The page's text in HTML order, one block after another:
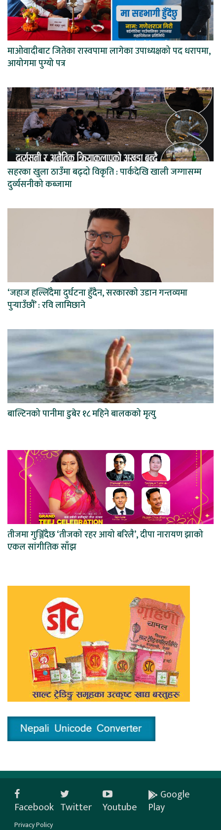
माओवादीबाट जितेका रास्वपामा लागेका उपाध्यक्षको पद धरापमा,
आयोगमा पुग्यो पत्र
सहरका खुला ठाउँमा बढ्दो विकृति : पार्कदेखि खाली जग्गासम्म
दुर्व्यसनीको कब्जामा
‘जहाज हल्लिँदैमा दुर्घटना हुँदैन, सरकारको उडान गन्तव्यमा
पुर्‍याउँछौं’ : रवि लामिछाने
बाल्टिनको पानीमा डुबेर १८ महिने बालकको मृत्यु
तीजमा गुञ्जिँदैछ ‘तीजको रहर आयो बरिलै’, दीपा नारायण झाको
एकल सांगीतिक साँझ
Facebook Twitter Youtube
Google
Play
Privacy Policy